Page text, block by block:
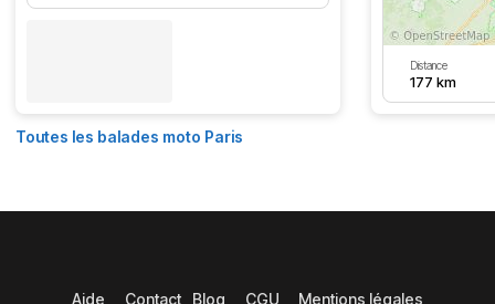
Distance
177 km
Toutes les balades moto Paris
Aide Contact Blog CGU Mentions légales